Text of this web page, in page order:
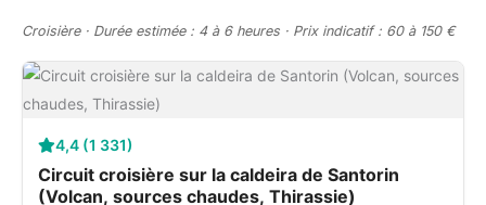
Croisière · Durée estimée : 4 à 6 heures · Prix indicatif : 60 à 150 €
4,4 (1 331)
Circuit croisière sur la caldeira de Santorin
(Volcan, sources chaudes, Thirassie)